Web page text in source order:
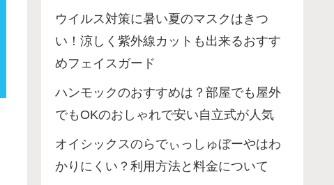
ウイルス対策に暑い夏のマスクはきつ
い！涼しく紫外線カットも出来るおすす
めフェイスガード
ハンモックのおすすめは？部屋でも屋外
でもOKのおしゃれで安い自立式が人気
オイシックスのらでぃっしゅぼーやはわ
かりにくい？利用方法と料金について